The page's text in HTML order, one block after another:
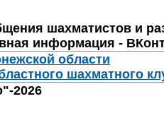
шахматистов и
информация -
области
шахматного
2026